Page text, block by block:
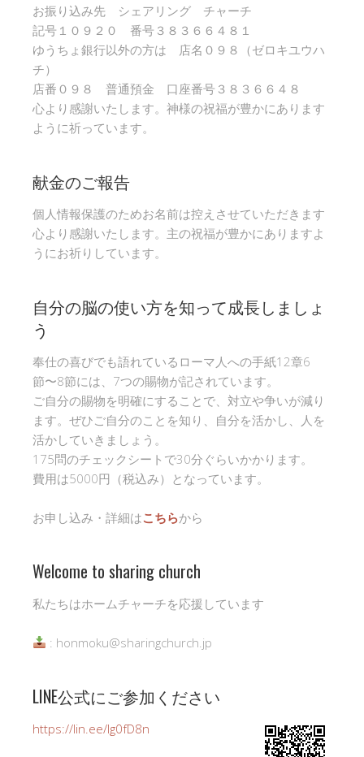
お振り込み先 シェアリング チャーチ
記号１０９２０ 番号３８３６６４８１
ゆうちょ銀行以外の方は 店名０９８（ゼロキユウハ
チ）
店番０９８ 普通預金 口座番号３８３６６４８
心より感謝いたします。神様の祝福が豊かにあります
ように祈っています。
献金のご報告
個人情報保護のためお名前は控えさせていただきます
心より感謝いたします。主の祝福が豊かにありますよ
うにお祈りしています。
自分の脳の使い方を知って成長しましょ
う
奉仕の喜びでも語れているローマ人への手紙12章6
節〜8節には、7つの賜物が記されています。
ご自分の賜物を明確にすることで、対立や争いが減り
ます。ぜひご自分のことを知り、自分を活かし、人を
活かしていきましょう。
175問のチェックシートで30分ぐらいかかります。
費用は5000円（税込み）となっています。
お申し込み・詳細はこちらから
Welcome to sharing church
私たちはホームチャーチを応援しています
: honmoku@sharingchurch.jp
LINE公式にご参加ください
https://lin.ee/Ig0fD8n